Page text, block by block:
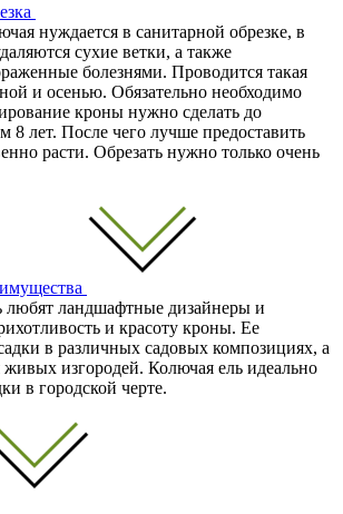
нуждается в санитарной обрезке, в
сухие ветки, а также
болезнями. Проводится такая
и осенью. Обязательно необходимо
кроны нужно сделать до
8 лет. После чего лучше предоставить
расти. Обрезать нужно только очень
любят ландшафтные дизайнеры и
и красоту кроны. Ее
в различных садовых композициях, а
живых изгородей. Колючая ель идеально
в городской черте.